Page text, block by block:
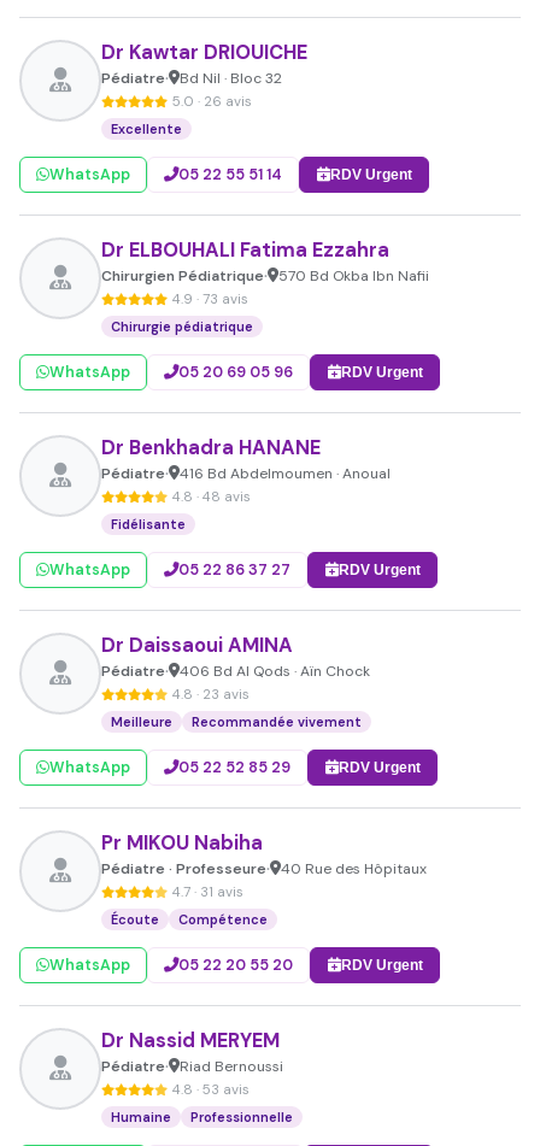
Dr Kawtar DRIOUICHE
Pédiatre• Bd Nil · Bloc 32
5.0 · 26 avis
Excellente
WhatsApp 05 22 55 51 14 RDV Urgent
Dr ELBOUHALI Fatima Ezzahra
Chirurgien Pédiatrique• 570 Bd Okba Ibn Nafii
4.9 · 73 avis
Chirurgie pédiatrique
WhatsApp 05 20 69 05 96 RDV Urgent
Dr Benkhadra HANANE
Pédiatre• 416 Bd Abdelmoumen · Anoual
4.8 · 48 avis
Fidélisante
WhatsApp 05 22 86 37 27 RDV Urgent
Dr Daissaoui AMINA
Pédiatre• 406 Bd Al Qods · Aïn Chock
4.8 · 23 avis
Meilleure Recommandée vivement
WhatsApp 05 22 52 85 29 RDV Urgent
Pr MIKOU Nabiha
Pédiatre · Professeure• 40 Rue des Hôpitaux
4.7 · 31 avis
Écoute Compétence
WhatsApp 05 22 20 55 20 RDV Urgent
Dr Nassid MERYEM
Pédiatre• Riad Bernoussi
4.8 · 53 avis
Humaine Professionnelle